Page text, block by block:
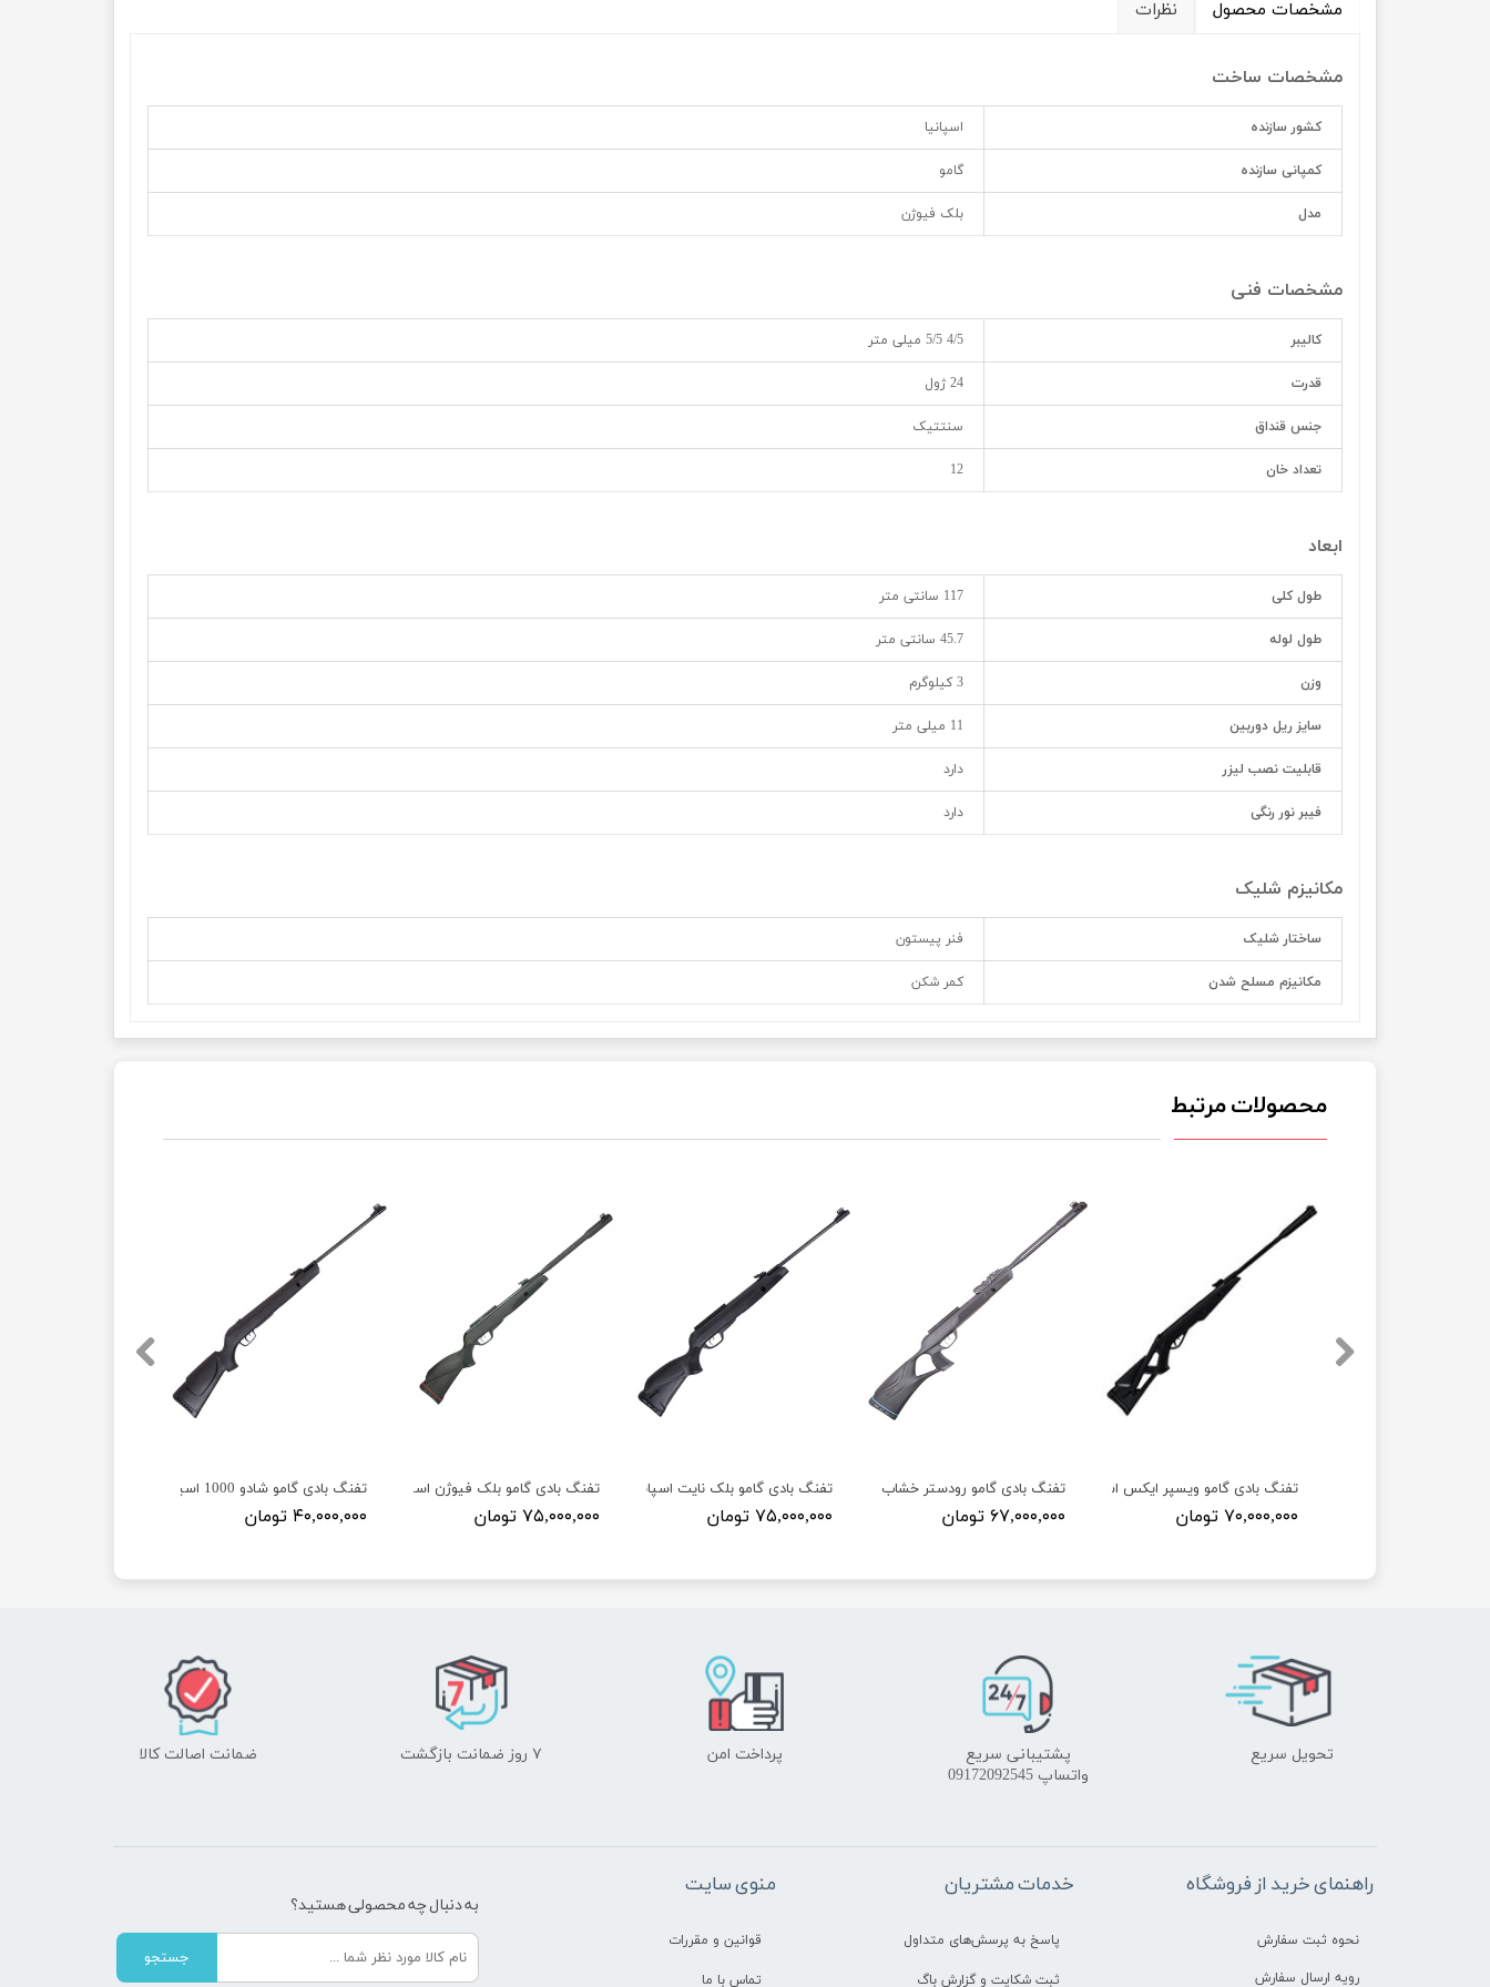
مشخصات محصول نظرات
مشخصات ساخت
کشور سازنده اسپانیا
کمپانی سازنده گامو
مدل بلک فیوژن
مشخصات فنی
کالیبر 4/5 5/5 میلی متر
قدرت 24 ژول
جنس قنداق سنتتیک
تعداد خان 12
ابعاد
طول کلی 117 سانتی متر
طول لوله 45.7 سانتی متر
وزن 3 کیلوگرم
سایز ریل دوربین 11 میلی متر
قابلیت نصب لیزر دارد
فیبر نور رنگی دارد
مکانیزم شلیک
ساختار شلیک فنر پیستون
مکانیزم مسلح شدن کمر شکن
محصولات مرتبط
تفنگ بادی گامو شادو 1000 اسپانیا آکبند
۴۰,۰۰۰,۰۰۰ تومان
تفنگ بادی گامو بلک فیوژن اسپانیا آکبند
۷۵,۰۰۰,۰۰۰ تومان
تفنگ بادی گامو بلک نایت اسپانیا آکبند
۷۵,۰۰۰,۰۰۰ تومان
تفنگ بادی گامو رودستر خشاب خور آی جی تی 10 ایکس جن 2 اسپانیا آکبند
۶۷,۰۰۰,۰۰۰ تومان
تفنگ بادی گامو ویسپر ایکس اسپانیا آکبند
۷۰,۰۰۰,۰۰۰ تومان
گامو هانتر دی بی با دوربین اسپانیا آکبند
تحویل سریع
پشتیبانی سریع
واتساپ 09172092545
پرداخت امن ۷ روز ضمانت بازگشت ضمانت اصالت کالا
راهنمای خرید از فروشگاه
نحوه ثبت سفارش
رویه ارسال سفارش
خدمات مشتریان
پاسخ به پرسش‌های متداول
ثبت شکایت و گزارش باگ
منوی سایت
قوانین و مقررات
تماس با ما
به دنبال چه محصولی هستید؟
جستجو